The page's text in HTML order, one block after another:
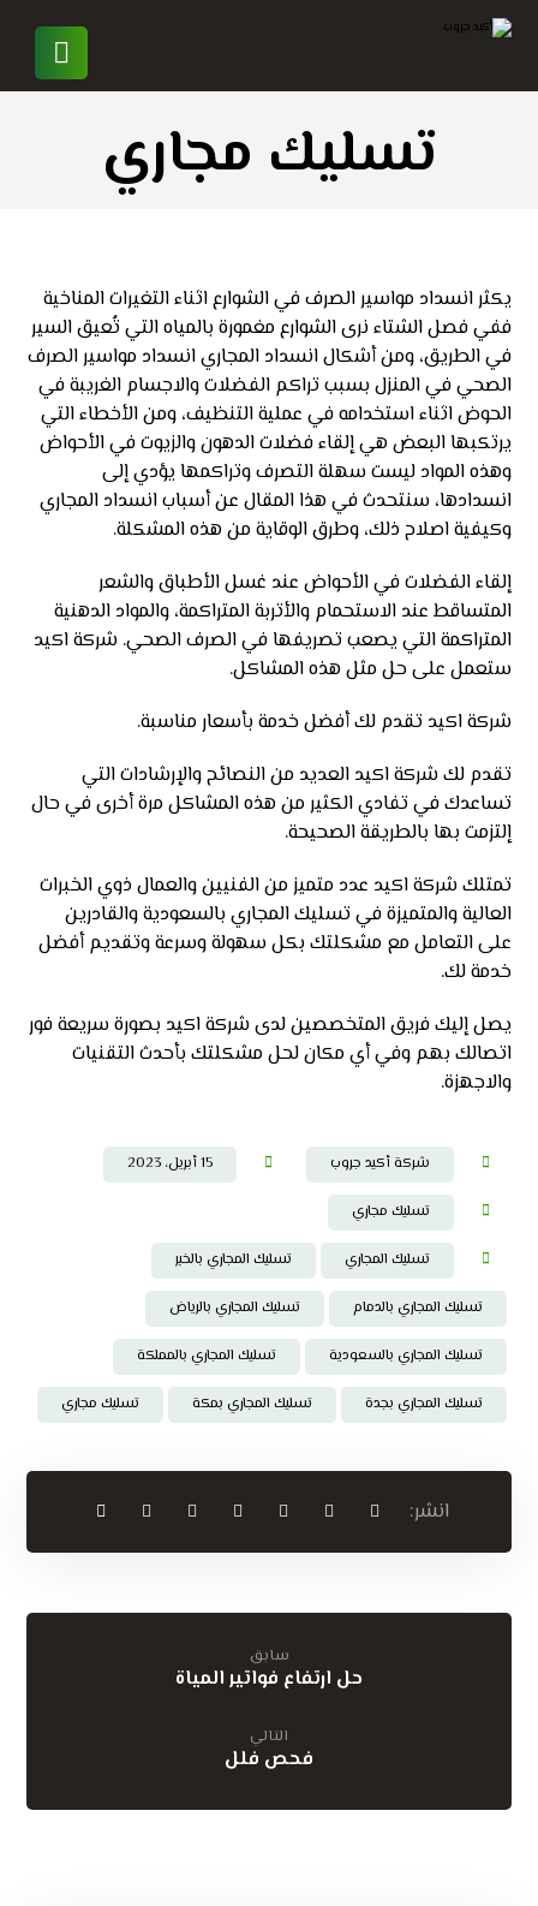
تسليك مجاري
يكثر انسداد مواسير الصرف في الشوارع اثناء التغيرات المناخية
ففي فصل الشتاء نرى الشوارع مغمورة بالمياه التي تُعيق السير
في الطريق، ومن أشكال انسداد المجاري انسداد مواسير الصرف
الصحي في المنزل بسبب تراكم الفضلات والاجسام الغريبة في
الحوض اثناء استخدامه في عملية التنظيف، ومن الأخطاء التي
يرتكبها البعض هي إلقاء فضلات الدهون والزيوت في الأحواض
وهذه المواد ليست سهلة التصرف وتراكمها يؤدي إلى
انسدادها، سنتحدث في هذا المقال عن أسباب انسداد المجاري
وكيفية اصلاح ذلك، وطرق الوقاية من هذه المشكلة.
إلقاء الفضلات في الأحواض عند غسل الأطباق والشعر
المتساقط عند الاستحمام والأتربة المتراكمة، والمواد الدهنية
المتراكمة التي يصعب تصريفها في الصرف الصحي. شركة اكيد
ستعمل على حل مثل هذه المشاكل.
شركة اكيد تقدم لك أفضل خدمة بأسعار مناسبة.
تقدم لك شركة اكيد العديد من النصائح والإرشادات التي
تساعدك في تفادي الكثير من هذه المشاكل مرة أخرى في حال
إلتزمت بها بالطريقة الصحيحة.
تمتلك شركة اكيد عدد متميز من الفنيين والعمال ذوي الخبرات
العالية والمتميزة في تسليك المجاري بالسعودية والقادرين
على التعامل مع مشكلتك بكل سهولة وسرعة وتقديم أفضل
خدمة لك.
يصل إليك فريق المتخصصين لدى شركة اكيد بصورة سريعة فور
اتصالك بهم وفي أي مكان لحل مشكلتك بأحدث التقنيات
والاجهزة.
شركة أكيد جروب 15 أبريل، 2023
تسليك مجاري
تسليك المجاري تسليك المجاري بالخبر
تسليك المجاري بالدمام تسليك المجاري بالرياض
تسليك المجاري بالسعودية تسليك المجاري بالمملكة
تسليك المجاري بجدة تسليك المجاري بمكة تسليك مجاري
سابق
حل ارتفاع فواتير المياة
التالي
فحص فلل